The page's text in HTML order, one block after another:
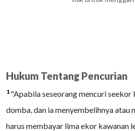
Hukum Tentang Pencurian
1 "Apabila seseorang mencuri seekor
domba, dan ia menyembelihnya atau
harus membayar lima ekor kawanan